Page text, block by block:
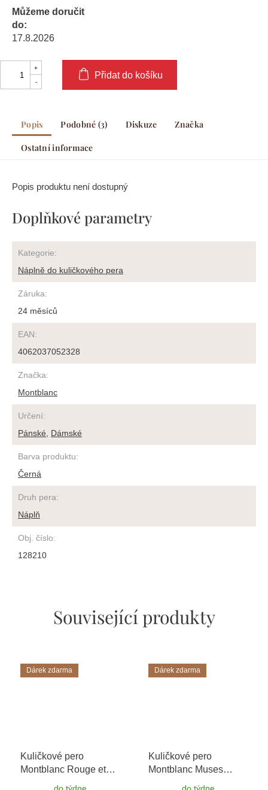
Můžeme doručit
do:
17.8.2026
Přidat do košíku
Související produkty
Dárek zdarma
Kuličkové pero
Montblanc Rouge et
do týdne
Dárek zdarma
Kuličkové pero
Montblanc Muses
do týdne
Popis Podobné (3) Diskuze Značka
Ostatní informace
Popis produktu není dostupný
Doplňkové parametry
Kategorie:
Náplně do kuličkového pera
Záruka:
24 měsíců
EAN:
4062037052328
Značka:
Montblanc
Určení:
Pánské
Dámské
Barva produktu:
Černá
Druh pera:
Náplň
Obj. číslo:
128210